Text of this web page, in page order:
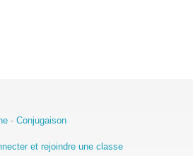
- Conjugaison
et rejoindre une classe